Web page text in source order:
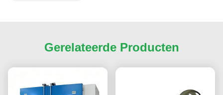
Gerelateerde Producten